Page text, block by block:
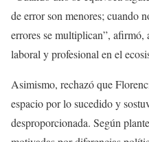
de error son menores; cuando
errores se multiplican”, afirmó,
laboral y profesional en el
Asimismo, rechazó que
espacio por lo sucedido y
desproporcionada. Según